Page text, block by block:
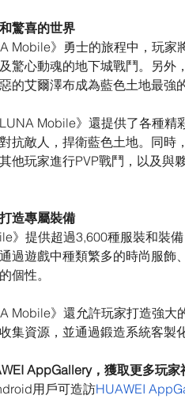
驚喜的世界
Mobile》勇士的旅程中，玩家
驚心動魂的地下城戰鬥。另外
的艾爾澤布成為藍色土地最強
Mobile》還提供了各種精
抗敵人，捍衛藍色土地。同時
他玩家進行PVP戰鬥，以及與
造專屬裝備
》提供超過3,600種服裝和裝
過遊戲中種類繁多的時尚服飾
個性。
Mobile》還允許玩家打造強大
集資源，並通過鍛造系統客製
AppGallery，獲取更多玩家
用戶可造訪HUAWEI